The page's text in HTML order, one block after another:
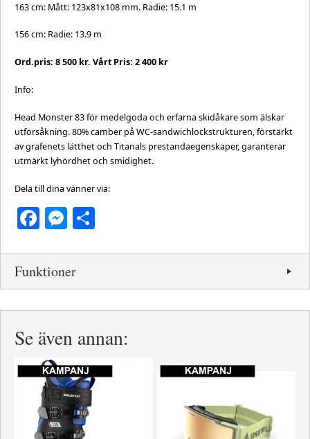
163 cm: Mått: 123x81x108 mm. Radie: 15.1 m
156 cm: Radie: 13.9 m
Ord.pris: 8 500 kr. Vårt Pris: 2 400 kr
Info:
Head Monster 83 för medelgoda och erfarna skidåkare som älskar
utförsåkning. 80% camber på WC-sandwichlockstrukturen, förstärkt
av grafenets lätthet och Titanals prestandaegenskaper, garanterar
utmärkt lyhördhet och smidighet.
Dela till dina vänner via:
Facebook
Messenger
Funktioner
Se även annan: